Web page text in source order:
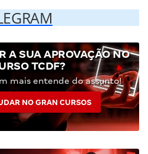
A SUA APROVAÇÃO NO
TCDF?
mais entende do assunto!
NO GRAN CURSOS